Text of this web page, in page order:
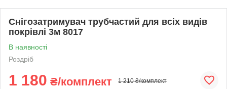
Снігозатримувач трубчастий для всіх видів
покрівлі 3м 8017
В наявності
Роздріб
1 180 ₴/комплект 1 210 ₴/комплект